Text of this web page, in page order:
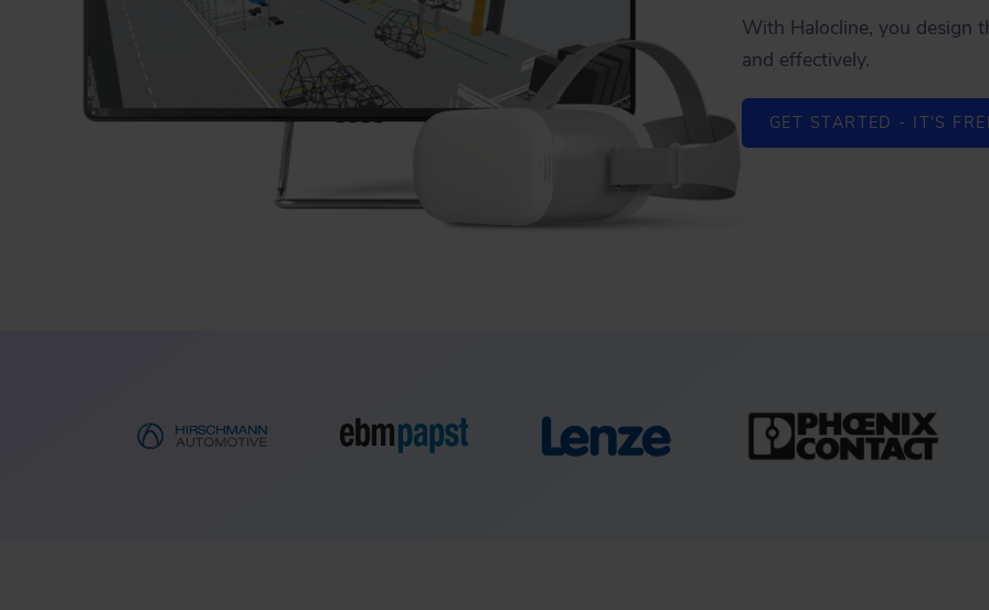
With Halocline, you design
and effectively.
GET STARTED - IT'S